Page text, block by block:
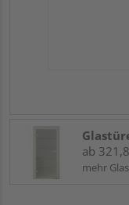
ab
mehr